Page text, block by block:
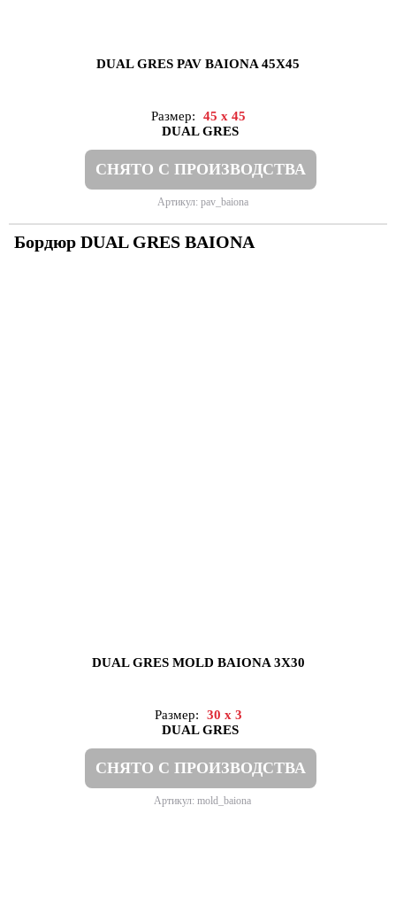
DUAL GRES PAV BAIONA 45X45
Размер:
45 x 45
DUAL GRES
СНЯТО С ПРОИЗВОДСТВА
Артикул: pav_baiona
Бордюр DUAL GRES BAIONA
DUAL GRES MOLD BAIONA 3X30
Размер:
30 x 3
DUAL GRES
СНЯТО С ПРОИЗВОДСТВА
Артикул: mold_baiona